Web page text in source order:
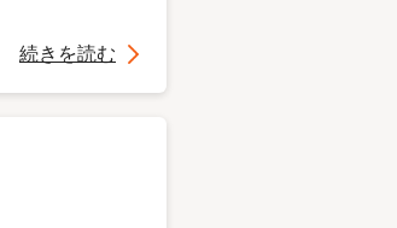
続きを読む